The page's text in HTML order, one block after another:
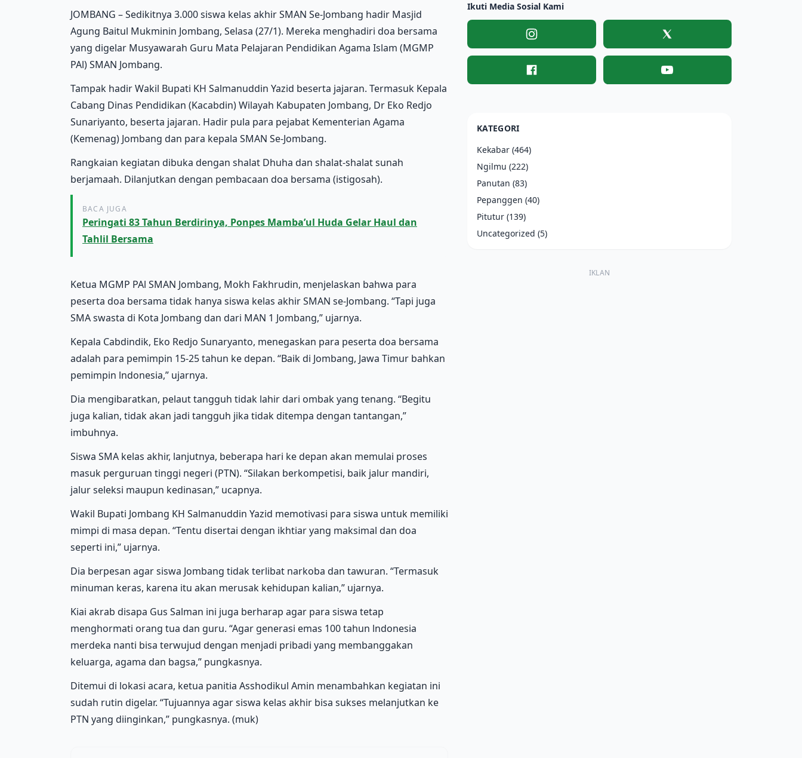
JOMBANG – Sedikitnya 3.000 siswa kelas akhir SMAN Se-Jombang hadir Masjid
Agung Baitul Mukminin Jombang, Selasa (27/1). Mereka menghadiri doa bersama
yang digelar Musyawarah Guru Mata Pelajaran Pendidikan Agama Islam (MGMP
PAl) SMAN Jombang.
Tampak hadir Wakil Bupati KH Salmanuddin Yazid beserta jajaran. Termasuk Kepala
Cabang Dinas Pendidikan (Kacabdin) Wilayah Kabupaten Jombang, Dr Eko Redjo
Sunariyanto, beserta jajaran. Hadir pula para pejabat Kementerian Agama
(Kemenag) Jombang dan para kepala SMAN Se-Jombang.
Rangkaian kegiatan dibuka dengan shalat Dhuha dan shalat-shalat sunah
berjamaah. Dilanjutkan dengan pembacaan doa bersama (istigosah).
BACA JUGA
Peringati 83 Tahun Berdirinya, Ponpes Mamba’ul Huda Gelar Haul dan
Tahlil Bersama
Ketua MGMP PAl SMAN Jombang, Mokh Fakhrudin, menjelaskan bahwa para
peserta doa bersama tidak hanya siswa kelas akhir SMAN se-Jombang. “Tapi juga
SMA swasta di Kota Jombang dan dari MAN 1 Jombang,” ujarnya.
Kepala Cabdindik, Eko Redjo Sunaryanto, menegaskan para peserta doa bersama
adalah para pemimpin 15-25 tahun ke depan. “Baik di Jombang, Jawa Timur bahkan
pemimpin lndonesia,” ujarnya.
Dia mengibaratkan, pelaut tangguh tidak lahir dari ombak yang tenang. “Begitu
juga kalian, tidak akan jadi tangguh jika tidak ditempa dengan tantangan,”
imbuhnya.
Siswa SMA kelas akhir, lanjutnya, beberapa hari ke depan akan memulai proses
masuk perguruan tinggi negeri (PTN). “Silakan berkompetisi, baik jalur mandiri,
jalur seleksi maupun kedinasan,” ucapnya.
Wakil Bupati Jombang KH Salmanuddin Yazid memotivasi para siswa untuk memiliki
mimpi di masa depan. “Tentu disertai dengan ikhtiar yang maksimal dan doa
seperti ini,” ujarnya.
Dia berpesan agar siswa Jombang tidak terlibat narkoba dan tawuran. “Termasuk
minuman keras, karena itu akan merusak kehidupan kalian,” ujarnya.
Kiai akrab disapa Gus Salman ini juga berharap agar para siswa tetap
menghormati orang tua dan guru. “Agar generasi emas 100 tahun lndonesia
merdeka nanti bisa terwujud dengan menjadi pribadi yang membanggakan
keluarga, agama dan bagsa,” pungkasnya.
Ditemui di lokasi acara, ketua panitia Asshodikul Amin menambahkan kegiatan ini
sudah rutin digelar. “Tujuannya agar siswa kelas akhir bisa sukses melanjutkan ke
PTN yang diinginkan,” pungkasnya. (muk)
Ikuti Media Sosial Kami
Instagram X
Facebook YouTube
KATEGORI
Kekabar (464)
Ngilmu (222)
Panutan (83)
Pepanggen (40)
Pitutur (139)
Uncategorized (5)
IKLAN